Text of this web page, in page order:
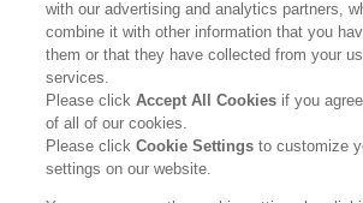
Thông tin doanh nghiệp
Chúng tôi là ai
Hóa chất Kao
Thông cáo pháp lý
with our advertising and analytics partners,
combine it with other information that you
them or that they have collected from your
services.
Please clickAccept All Cookies if you
of all of our cookies.
Please clickCookie Settingsto customize
settings on our website.